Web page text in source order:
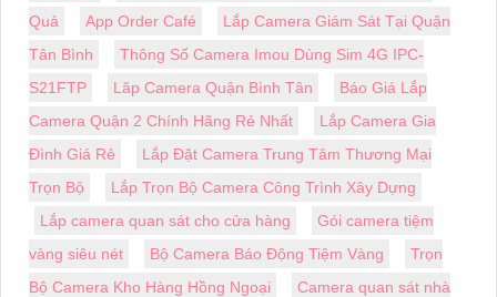
Quả
App Order Café
Lắp Camera Giám Sát Tại Quận
Tân Bình
Thông Số Camera Imou Dùng Sim 4G IPC-
S21FTP
Lăp Camera Quận Bình Tân
Báo Giá Lắp
Camera Quận 2 Chính Hãng Rẻ Nhất
Lắp Camera Gia
Đình Giá Rẻ
Lắp Đặt Camera Trung Tâm Thương Mại
Trọn Bộ
Lắp Trọn Bộ Camera Công Trình Xây Dựng
Lắp camera quan sát cho cửa hàng
Gói camera tiệm
vàng siêu nét
Bộ Camera Báo Động Tiệm Vàng
Trọn
Bộ Camera Kho Hàng Hồng Ngoại
Camera quan sát nhà